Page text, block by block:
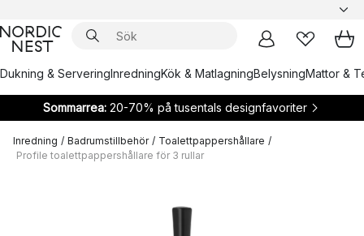
Dukning & ServeringInredningKök & MatlagningBelysningMattor &
Sommarrea:20-70% på tusentals designfavoriter
Inredning / Badrumstillbehör / Toalettpappershållare /
Profile toalettpappershållare för 3 rullar